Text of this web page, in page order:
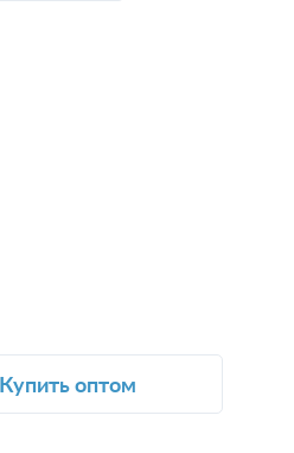
Купить оптом